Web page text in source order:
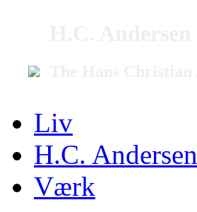
Liv
H.C.
Værk